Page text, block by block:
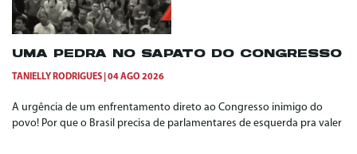
UMA PEDRA NO SAPATO DO CONGRESSO
TANIELLY RODRIGUES 04 AGO 2026
A urgência de um enfrentamento direto ao Congresso inimigo do
povo! Por que o Brasil precisa de parlamentares de esquerda pra valer